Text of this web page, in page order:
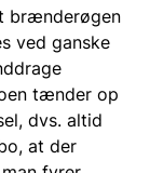
brænderøgen
ved ganske
tænder op
dvs. altid
at der